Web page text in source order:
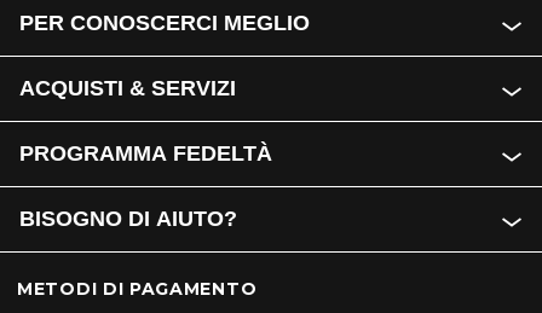
PER CONOSCERCI MEGLIO
ACQUISTI & SERVIZI
PROGRAMMA FEDELTÀ
BISOGNO DI AIUTO?
METODI DI PAGAMENTO